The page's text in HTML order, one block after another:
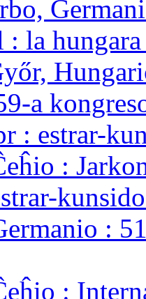
la
a
: estrar-
:
:
: